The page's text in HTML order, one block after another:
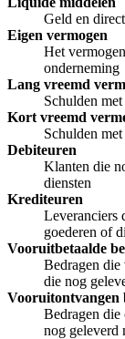
Geld en
Eigen vermogen
Het
onderneming
Lang vreemd
Schulden
Kort vreemd
Schulden
Debiteuren
Klanten die
diensten
Krediteuren
Leveranciers
goederen of
Vooruitbetaalde
Bedragen
die nog
Vooruitontvangen
Bedragen
nog geleverd